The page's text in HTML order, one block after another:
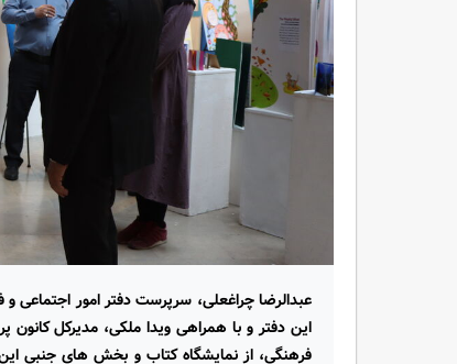
این دفتر و با همراهی ویدا ملکی، مدیرکل کانون
فرهنگی، از نمایشگاه کتاب و بخش های جنبی این